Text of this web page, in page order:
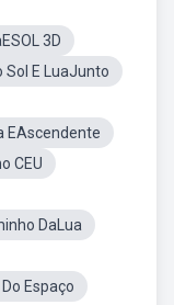
3D
Sol E LuaJunto
EAscendente
CEU
DaLua
Espaço